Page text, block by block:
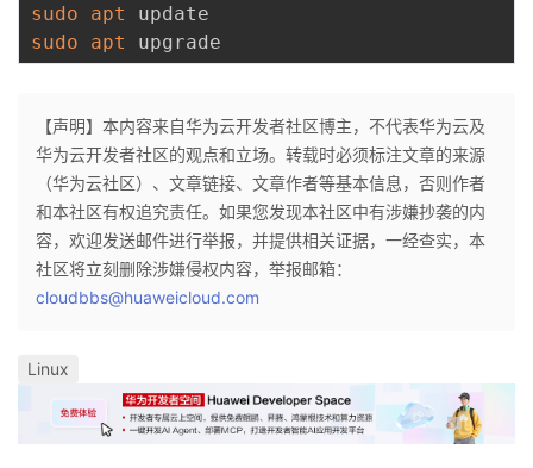
sudo apt
sudo
apt
【声明】本内容来自华为云开发者社区博主，不代表华为云及
华为云开发者社区的观点和立场。转载时必须标注文章的来源
（华为云社区）、文章链接、文章作者等基本信息，否则作者
和本社区有权追究责任。如果您发现本社区中有涉嫌抄袭的内
容，欢迎发送邮件进行举报，并提供相关证据，一经查实，本
社区将立刻删除涉嫌侵权内容，举报邮箱：
cloudbbs@huaweicloud.com
Linux